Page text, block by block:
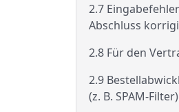
2.7
Abschluss
2.8 Für den
2.9
(z. B. SPAM-